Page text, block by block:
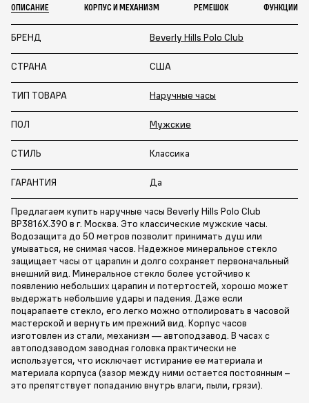
ОПИСАНИЕ КОРПУС И МЕХАНИЗМ РЕМЕШОК ФУНКЦИИ
БРЕНД Beverly Hills Polo Club
СТРАНА США
ТИП ТОВАРА Наручные часы
ПОЛ Мужские
СТИЛЬ Классика
ГАРАНТИЯ Да
Предлагаем купить наручные часы Beverly Hills Polo Club
BP3816X.390 в г. Москва. Это классические мужские часы.
Водозащита до 50 метров позволит принимать душ или
умываться, не снимая часов. Надежное минеральное стекло
защищает часы от царапин и долго сохраняет первоначальный
внешний вид. Минеральное стекло более устойчиво к
появлению небольших царапин и потертостей, хорошо может
выдержать небольшие удары и падения. Даже если
поцарапаете стекло, его легко можно отполировать в часовой
мастерской и вернуть им прежний вид. Корпус часов
изготовлен из стали, механизм — автоподзавод. В часах с
автоподзаводом заводная головка практически не
используется, что исключает истирание ее материала и
материала корпуса (зазор между ними остается постоянным –
это препятствует попаданию внутрь влаги, пыли, грязи).